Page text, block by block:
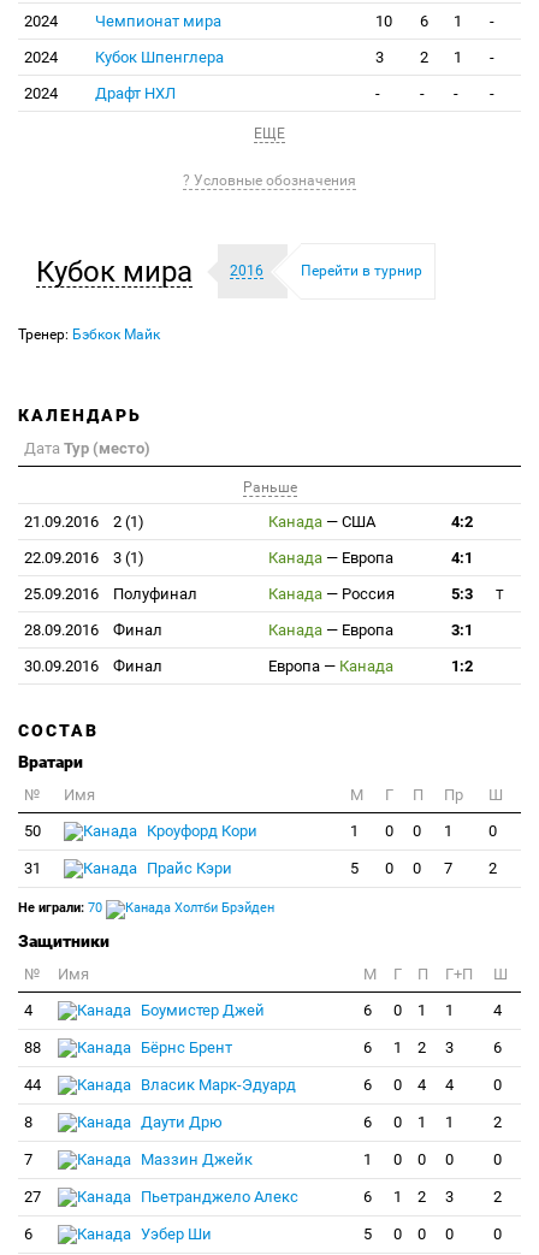
2024
Чемпионат мира 10 6 1
-
2024
Кубок Шпенглера 3 2 1
-
2024
Драфт НХЛ - - - -
ЕЩЕ
? Условные обозначения
Кубок мира 2016 Перейти в турнир
Тренер: Бэбкок Майк
КАЛЕНДАРЬ
Дата Тур (место)
Раньше
21.09.2016 2 (1) Канада — США
4:2
22.09.2016
3 (1) Канада — Европа
4:1
25.09.2016
Полуфинал Канада — Россия 5:3 T
28.09.2016 Финал Канада — Европа
3:1
30.09.2016
Финал Европа — Канада 1:2
СОСТАВ
Вратари
№ Имя M Г П Пр
Ш
50
Кроуфорд Кори 1 0 0 1 0
31 Прайс Кэри 5 0 0 7 2
Не играли: 70 Холтби Брэйден
Защитники
№ Имя M Г П Г+П
Ш
4
Боумистер Джей 6 0 1 1 4
88 Бёрнс Брент 6 1 2 3 6
44 Власик Марк-Эдуард 6 0 4 4 0
8 Даути Дрю 6 0 1 1 2
7 Маззин Джейк 1 0 0 0 0
27 Пьетранджело Алекс 6 1 2 3 2
6 Уэбер Ши 5 0 0 0 0